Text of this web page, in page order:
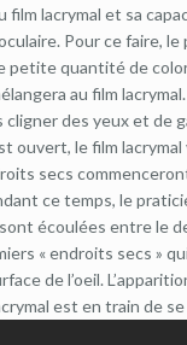
film lacrymal et sa
Pour ce faire, le
petite quantité de
au film
cligner des yeux et de
ouvert, le film
secs
ce temps, le
écoulées entre le
« endroits secs »
de l’oeil.
est en train de se